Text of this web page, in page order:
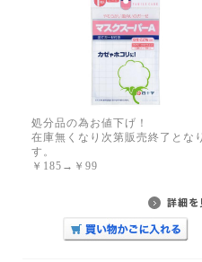
処分品の為お値下げ！
在庫無くなり次第販売終了とな
す。
￥185→￥99